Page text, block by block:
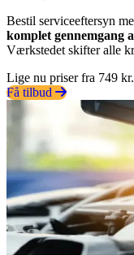
Bestil serviceeftersyn
komplet gennemgang
Værkstedet skifter alle
Lige nu priser fra 749
Få tilbud